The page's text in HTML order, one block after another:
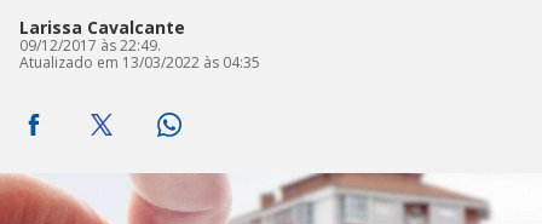
Larissa Cavalcante
09/12/2017 às 22:49.
Atualizado em 13/03/2022 às 04:35